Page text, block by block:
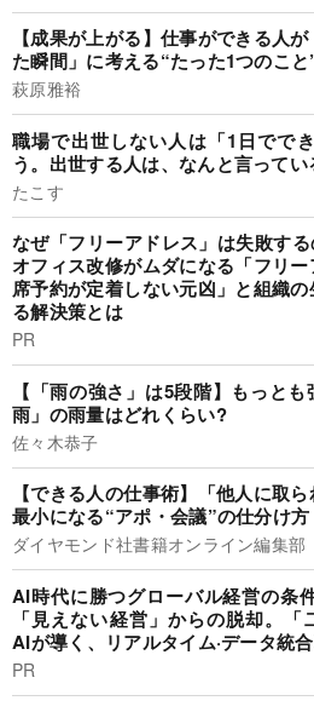
【成果が上がる】仕事ができる人
た瞬間」に考える“たった1つのこと
萩原雅裕
職場で出世しない人は「1日でで
う。出世する人は、なんと言ってい
たこす
なぜ「フリーアドレス」は失敗す
オフィス改修がムダになる「フリ
席予約が定着しない元凶」と組織
る解決策とは
PR
【「雨の強さ」は5段階】もっと
雨」の雨量はどれくらい?
佐々木恭子
【できる人の仕事術】「他人に取
最小になる“アポ・会議”の仕分け方
ダイヤモンド社書籍オンライン編集部
AI時代に勝つグローバル経営の条
「見えない経営」からの脱却。「
AIが導く、リアルタイム·データ統
PR